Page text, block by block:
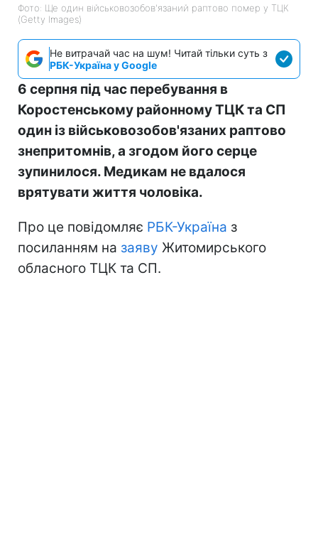
Фото: Ще один військовозобов'язаний раптово помер у ТЦК
(Getty Images)
Не витрачай час на шум! Читай тільки суть з
РБК-Україна у Google
6 серпня під час перебування в
Коростенському районному ТЦК та СП
один із військовозобов'язаних раптово
знепритомнів, а згодом його серце
зупинилося. Медикам не вдалося
врятувати життя чоловіка.
Про це повідомляє РБК-Україна з
посиланням на заяву Житомирського
обласного ТЦК та СП.